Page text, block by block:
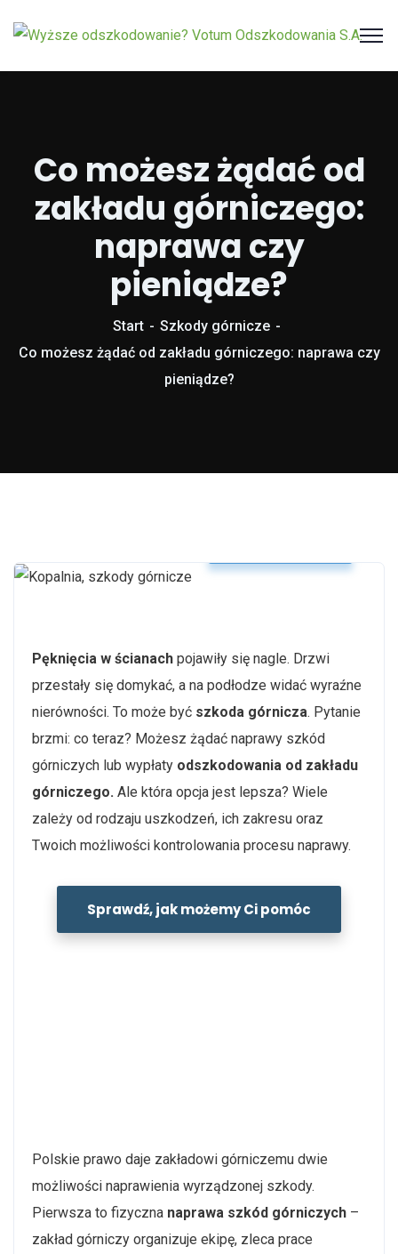
Co możesz żądać od
zakładu górniczego:
naprawa czy
pieniądze?
Start
Szkody górnicze
Co możesz żądać od zakładu górniczego: naprawa czy
pieniądze?
Pęknięcia w ścianach pojawiły się nagle. Drzwi
przestały się domykać, a na podłodze widać wyraźne
nierówności. To może być szkoda górnicza. Pytanie
brzmi: co teraz? Możesz żądać naprawy szkód
górniczych lub wypłaty odszkodowania od zakładu
górniczego. Ale która opcja jest lepsza? Wiele
zależy od rodzaju uszkodzeń, ich zakresu oraz
Twoich możliwości kontrolowania procesu naprawy.
Sprawdź, jak możemy Ci pomóc
Polskie prawo daje zakładowi górniczemu dwie
możliwości naprawienia wyrządzonej szkody.
Pierwsza to fizyczna naprawa szkód górniczych –
zakład górniczy organizuje ekipę, zleca prace